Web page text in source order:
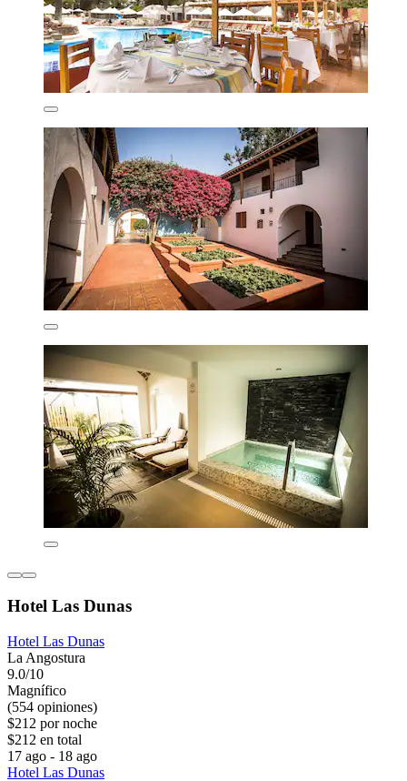
Hotel Las Dunas
Hotel Las Dunas
La Angostura
9.0/10
Magnífico
(554 opiniones)
$212 por noche
$212 en total
17 ago - 18 ago
Hotel Las Dunas